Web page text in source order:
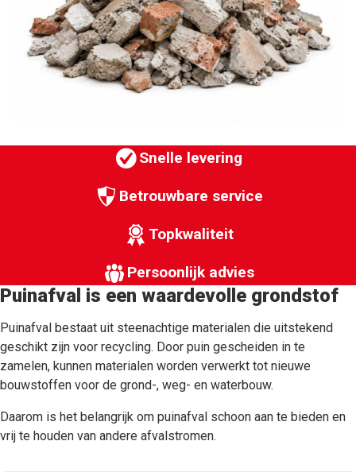
Vestigingen Nieuws
Contact
Snelle levering
Betrouwbare service
Topkwaliteit
Persoonlijk advies
Puinafval is een waardevolle grondstof
Puinafval bestaat uit steenachtige materialen die uitstekend
geschikt zijn voor recycling. Door puin gescheiden in te
zamelen, kunnen materialen worden verwerkt tot nieuwe
bouwstoffen voor de grond-, weg- en waterbouw.
Daarom is het belangrijk om puinafval schoon aan te bieden en
vrij te houden van andere afvalstromen.